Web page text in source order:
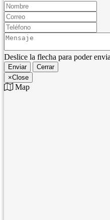
Correo:
Teléfono:
Mensaje:
Deslice la flecha para poder
Enviar
Cerrar
×Close
Map